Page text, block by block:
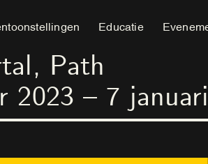
Educatie
Path
2023 – 7 januari